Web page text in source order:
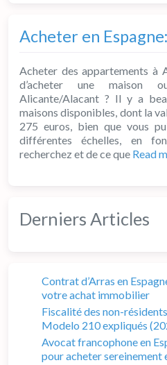
Acheter en
Acheter des appartements à
d’acheter une maison
Alicante/Alacant ? Il y a
maisons disponibles, dont la
275 euros, bien que vous
différentes échelles, en
recherchez et de ce que Read
Derniers Articles
Contrat d’Arras en
votre achat immobilier
Fiscalité des non-
Modelo 210 expliqués
Avocat francophone en
pour acheter sereinement